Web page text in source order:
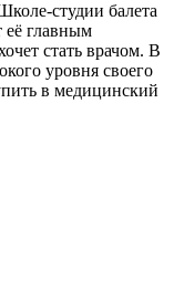
студии балета
её главным
стать врачом. В
уровня своего
в медицинский